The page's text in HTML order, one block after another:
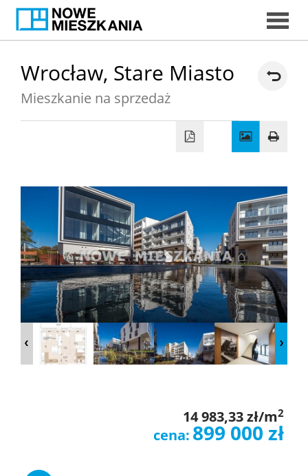
DORADCY
O
Wrocław, Stare Miasto
Mieszkanie na sprzedaż
14 983,33 zł/m2
cena: 899 000 zł